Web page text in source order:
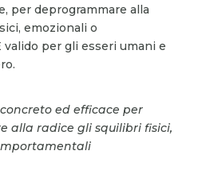
per deprogrammare alla
emozionali o
per gli esseri umani e
ed efficace per
alla radice gli squilibri fisici,